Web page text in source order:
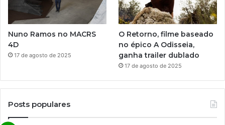
Nuno Ramos no MACRS
4D
17 de agosto de 2025
O Retorno, filme baseado
no épico A Odisseia,
ganha trailer dublado
17 de agosto de 2025
Posts populares